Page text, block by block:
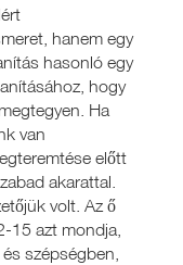
hanem egy
hasonló egy
hogy
Ha
van
előtt
akarattal.
volt. Az ő
15 azt mondja,
szépségben,